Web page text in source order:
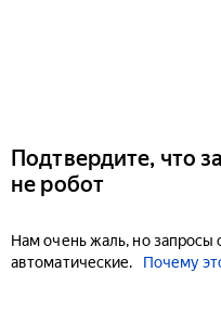
Подтвердите, что
не робот
Нам очень жаль, но запросы
автоматические.
Почему